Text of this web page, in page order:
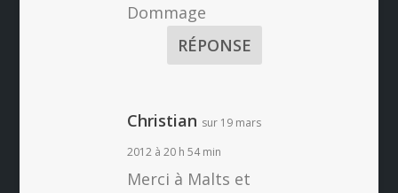
Dommage
RÉPONSE
Christian sur 19 mars
2012 à 20 h 54 min
Merci à Malts et